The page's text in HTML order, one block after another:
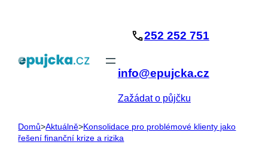
252 252 751
info@epujcka.cz
Zažádat o půjčku
Domů>Aktuálně>Konsolidace pro problémové klienty jako
řešení finanční krize a rizika